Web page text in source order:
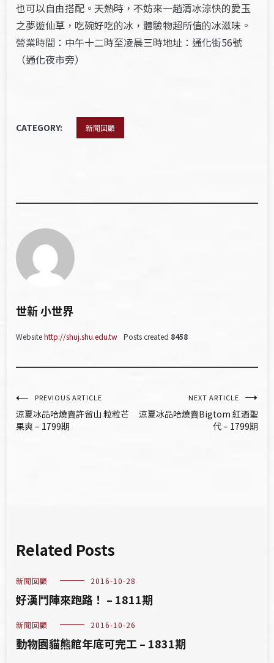
也可以自由搭配。天熱時，不妨來一趟清冰涼快的愛玉
之夢遊仙草，吃碗好吃的冰，體驗物超所值的冰滋味。
營業時間：中午十二時至凌晨三時地址：通化街56號
（通化夜市旁）
CATEGORY: 新聞回顧
世新 小世界
Websitehttp://shuj.shu.edu.tw Posts created 8458
文
章
PREVIOUS ARTICLE
涼夏冰品哈燒賣許留山 粒粒芒
果爽 – 1799期
NEXT ARTICLE
涼夏冰品哈燒賣Bigtom 紅酒聖
代 – 1799期
Related Posts
新聞回顧 2016-10-28
好漢鬥陣來跑路！ – 1811期
新聞回顧 2016-10-26
動物園貓熊館年底可完工 – 1831期